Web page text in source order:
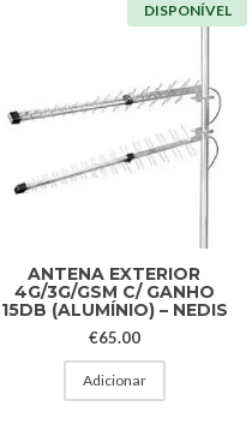
DISPONÍVEL
ANTENA EXTERIOR
4G/3G/GSM C/ GANHO
15DB (ALUMÍNIO) – NEDIS
€65.00
Adicionar